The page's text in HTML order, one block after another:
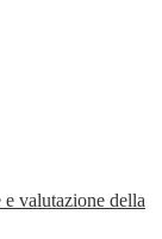
valutazione della